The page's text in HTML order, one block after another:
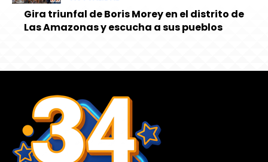
Gira triunfal de Boris Morey en el distrito de
Las Amazonas y escucha a sus pueblos